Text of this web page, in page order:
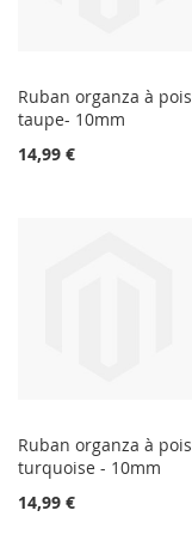
Ruban organza à pois
taupe- 10mm
14,99 €
Ruban organza à pois
turquoise - 10mm
14,99 €